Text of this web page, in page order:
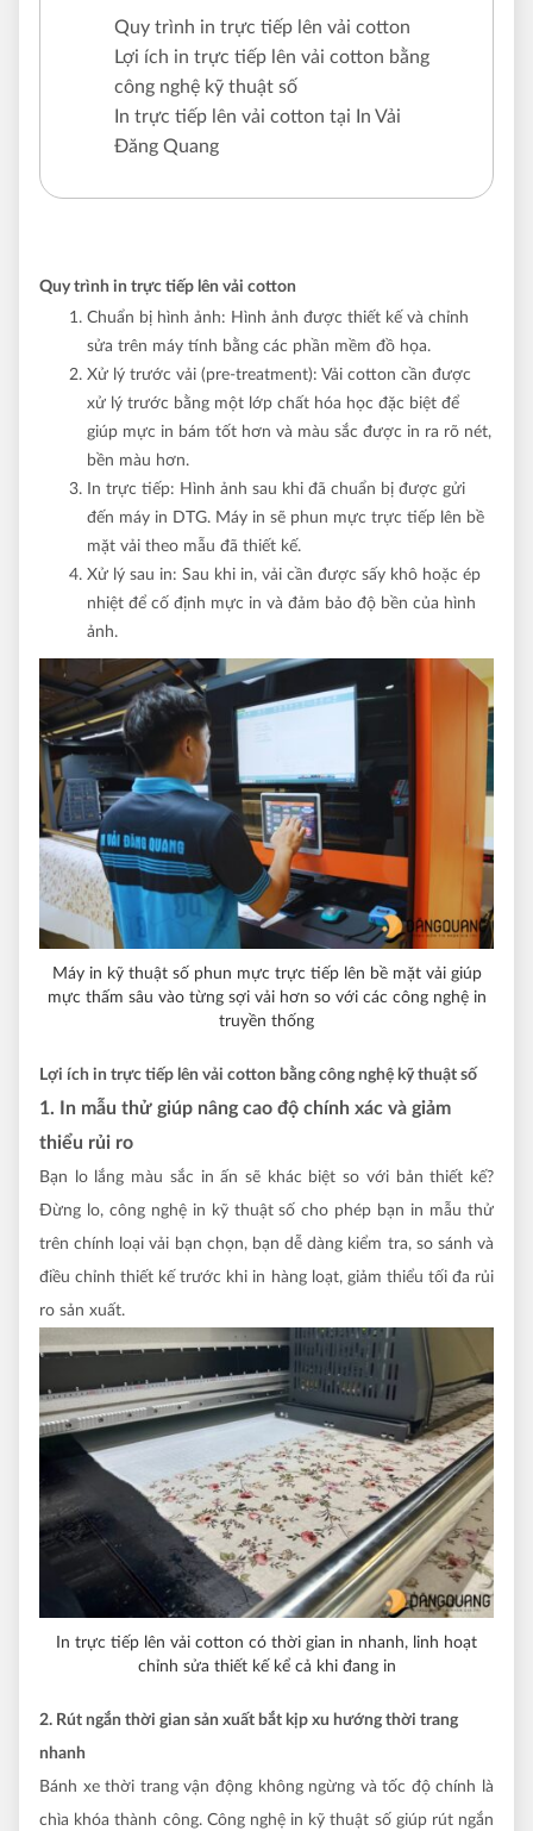
Quy trình in trực tiếp lên vải cotton
Lợi ích in trực tiếp lên vải cotton bằng
công nghệ kỹ thuật số
In trực tiếp lên vải cotton tại In Vải
Đăng Quang
Quy trình in trực tiếp lên vải cotton
Chuẩn bị hình ảnh: Hình ảnh được thiết kế và chỉnh
sửa trên máy tính bằng các phần mềm đồ họa.
Xử lý trước vải (pre-treatment): Vải cotton cần được
xử lý trước bằng một lớp chất hóa học đặc biệt để
giúp mực in bám tốt hơn và màu sắc được in ra rõ nét,
bền màu hơn.
In trực tiếp: Hình ảnh sau khi đã chuẩn bị được gửi
đến máy in DTG. Máy in sẽ phun mực trực tiếp lên bề
mặt vải theo mẫu đã thiết kế.
Xử lý sau in: Sau khi in, vải cần được sấy khô hoặc ép
nhiệt để cố định mực in và đảm bảo độ bền của hình
ảnh.
Máy in kỹ thuật số phun mực trực tiếp lên bề mặt vải giúp
mực thấm sâu vào từng sợi vải hơn so với các công nghệ in
truyền thống
Lợi ích in trực tiếp lên vải cotton bằng công nghệ kỹ thuật số
1. In mẫu thử giúp nâng cao độ chính xác và giảm
thiểu rủi ro
Bạn lo lắng màu sắc in ấn sẽ khác biệt so với bản thiết kế?
Đừng lo, công nghệ in kỹ thuật số cho phép bạn in mẫu thử
trên chính loại vải bạn chọn, bạn dễ dàng kiểm tra, so sánh và
điều chỉnh thiết kế trước khi in hàng loạt, giảm thiểu tối đa rủi
ro sản xuất.
In trực tiếp lên vải cotton có thời gian in nhanh, linh hoạt
chỉnh sửa thiết kế kể cả khi đang in
2. Rút ngắn thời gian sản xuất bắt kịp xu hướng thời trang
nhanh
Bánh xe thời trang vận động không ngừng và tốc độ chính là
chìa khóa thành công. Công nghệ in kỹ thuật số giúp rút ngắn